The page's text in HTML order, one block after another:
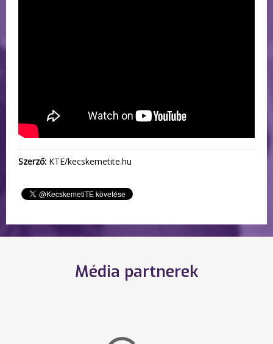
Szerző: KTE/kecskemetite.hu
Média partnerek